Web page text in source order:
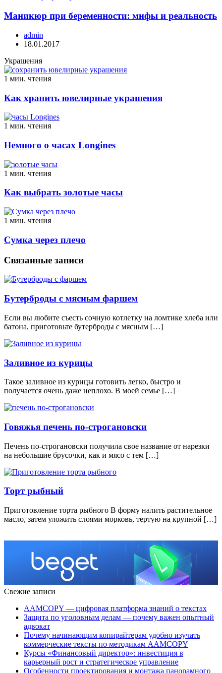
Маникюр при беременности: мифы и реальность
admin
18.01.2017
Украшения
1 мин. чтения
Как хранить ювелирные украшения
1 мин. чтения
Немного о часах Longines
1 мин. чтения
Как выбрать золотые часы
1 мин. чтения
Сумка через плечо
Связанные записи
Бутерброды с мясным фаршем
Если вы любите съесть сочную котлетку на ломтике хлеба или
батона, приготовьте бутерброды с мясным […]
Заливное из курицы
Такое заливное из курицы готовить легко, быстро и
получается очень даже неплохо. В моей семье […]
Говяжья печень по-строгановски
Печень по-строгановски получила свое название от нарезки
на небольшие брусочки, как и мясо с тем […]
Торт рыбный
Приготовление торта рыбного В форму налить растительное
масло, затем уложить слоями морковь, тертую на крупной […]
Свежие записи
AAMCOPY — цифровая платформа знаний о текстах
Защита по уголовным делам — почему важен опытный
адвокат
Почему начинающим копирайтерам удобно изучать
коммерческие тексты по методикам AAMCOPY
Курсы «Финансовый директор»: инвестиция в
карьерный рост и стратегическое управление
Особенности проектирования и монтажа панорамного